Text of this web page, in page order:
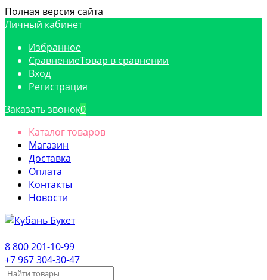
Полная версия сайта
Личный кабинет
Избранное
СравнениеТовар в сравнении
Вход
Регистрация
Заказать звонок0
Каталог товаров
Магазин
Доставка
Оплата
Контакты
Новости
8 800 201-10-99
+7 967 304-30-47